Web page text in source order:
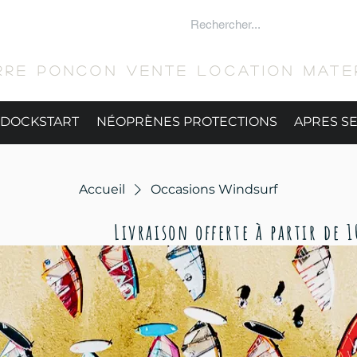
PONCON Vente location
DOCKSTART NÉOPRÈNES PROTECTIONS APRES
Accueil Occasions Windsurf
​Livraison offerte à partir de